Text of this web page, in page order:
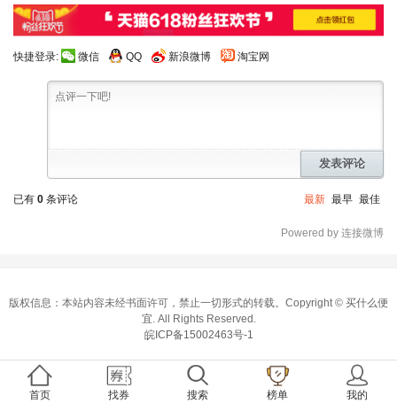
快捷登录: 微信 QQ 新浪微博 淘宝网
发表评论
已有 0 条评论 最新 最早 最佳
Powered by 连接微博
版权信息：本站内容未经书面许可，禁止一切形式的转载。Copyright © 买什么便
宜 . All Rights Reserved.
皖ICP备15002463号-1
首页 找券 搜索 榜单 我的